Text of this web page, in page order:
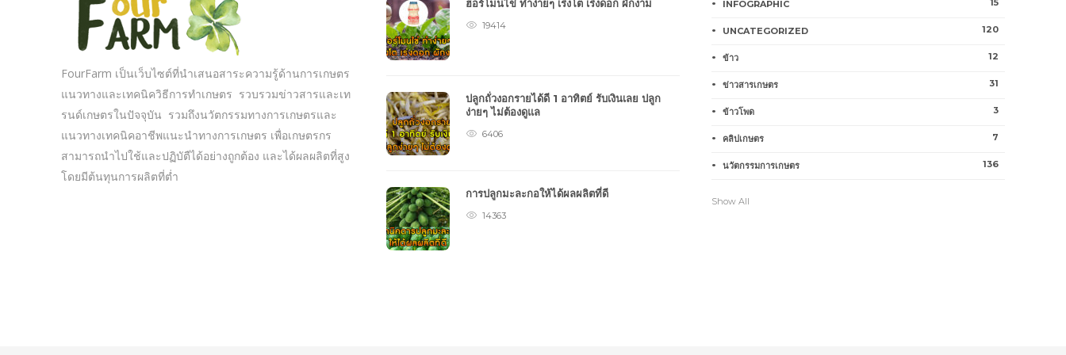
FourFarm เป็นเว็บไซต์ที่นำเสนอสาระความรู้ด้านการเกษตร
แนวทางและเทคนิควิธีการทำเกษตร รวบรวมข่าวสารและเท
รนด์เกษตรในปัจจุบัน รวมถึงนวัตกรรมทางการเกษตรและ
แนวทางเทคนิคอาชีพแนะนำทางการเกษตร เพื่อเกษตรกร
สามารถนำไปใช้และปฏิบัตืได้อย่างถูกต้อง และได้ผลผลิตที่สูง
โดยมีต้นทุนการผลิตที่ต่ำ
ฮอร์โมนไข่ ทำง่ายๆ เร่งโต เร่งดอก ผักงาม
19414
ปลูกถั่วงอกรายได้ดี 1 อาทิตย์ รับเงินเลย ปลูก
ง่ายๆ ไม่ต้องดูแล
6406
การปลูกมะละกอให้ได้ผลผลิตที่ดี
14363
INFOGRAPHIC 15
UNCATEGORIZED 120
ข้าว 12
ข่าวสารเกษตร 31
ข้าวโพด 3
คลิปเกษตร 7
นวัตกรรมการเกษตร 136
Show All